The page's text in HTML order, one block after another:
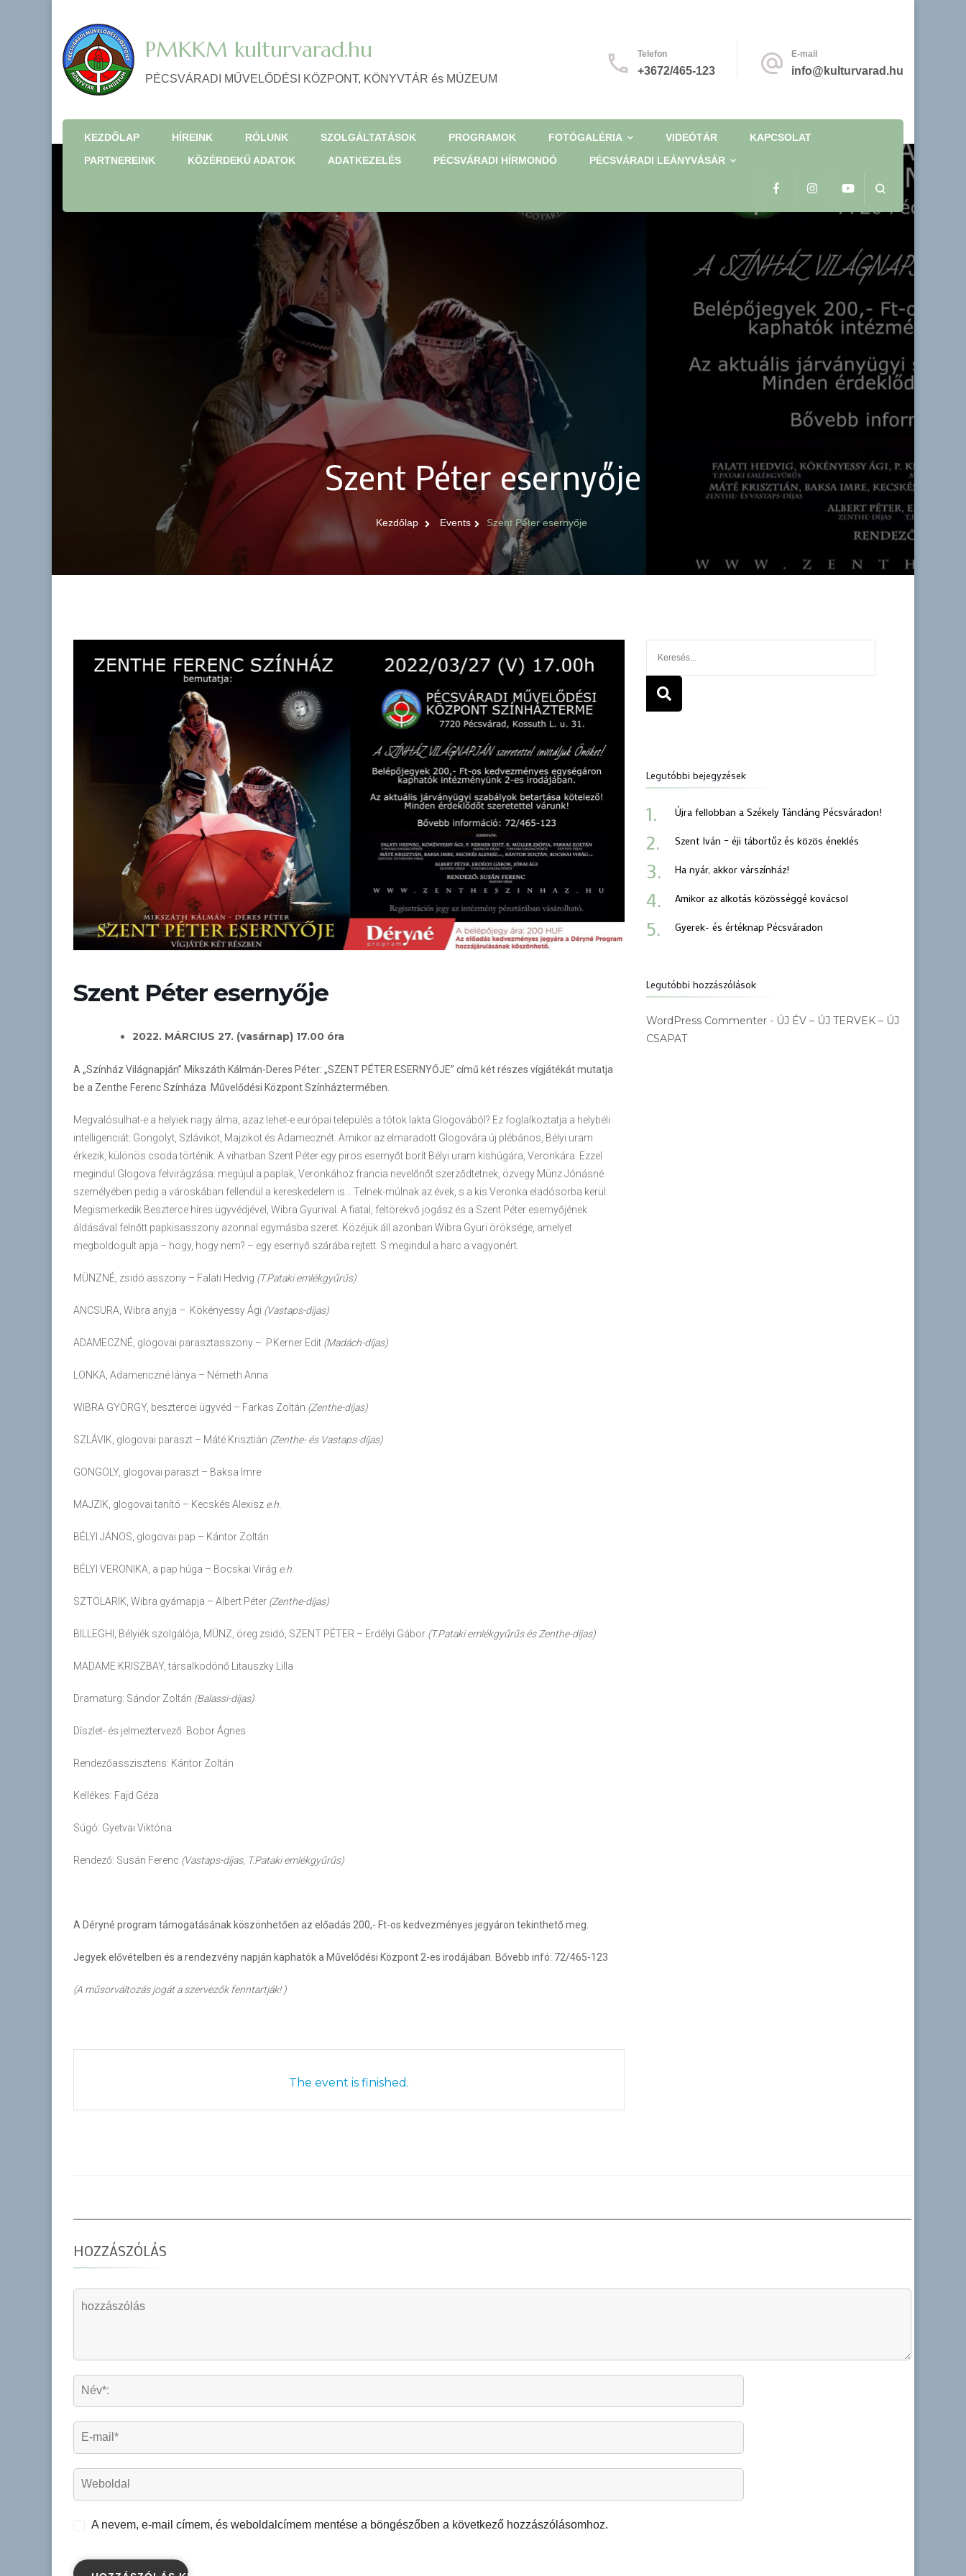
PMKKM kulturvarad.hu
PÉCSVÁRADI MŰVELŐDÉSI KÖZPONT, KÖNYVTÁR és MÚZEUM
Telefon
+3672/465-123
E-mail
info@kulturvarad.hu
KEZDŐLAP HÍREINK RÓLUNK SZOLGÁLTATÁSOK PROGRAMOK FOTÓGALÉRIA VIDEÓTÁR
KAPCSOLAT
PARTNEREINK
KÖZÉRDEKŰ ADATOK ADATKEZELÉS PÉCSVÁRADI HÍRMONDÓ PÉCSVÁRADI LEÁNYVÁSÁR
Szent Péter esernyője
Kezdőlap Events Szent Péter esernyője
Szent Péter esernyője
2022. MÁRCIUS 27. (vasárnap) 17.00 óra
A „Színház Világnapján” Mikszáth Kálmán-Deres Péter: „SZENT PÉTER ESERNYŐJE” című két részes vígjátékát mutatja
be a Zenthe Ferenc Színháza Művelődési Központ Színháztermében.
Megvalósulhat-e a helyiek nagy álma, azaz lehet-e európai település a tótok lakta Glogovából? Ez foglalkoztatja a helybéli
intelligenciát: Gongolyt, Szlávikot, Majzikot és Adamecznét. Amikor az elmaradott Glogovára új plébános, Bélyi uram
érkezik, különös csoda történik. A viharban Szent Péter egy piros esernyőt borít Bélyi uram kishúgára, Veronkára. Ezzel
megindul Glogova felvirágzása: megújul a paplak, Veronkához francia nevelőnőt szerződtetnek, özvegy Münz Jónásné
személyében pedig a városkában fellendül a kereskedelem is… Telnek-múlnak az évek, s a kis Veronka eladósorba kerül.
Megismerkedik Beszterce híres ügyvédjével, Wibra Gyurival. A fiatal, feltörekvő jogász és a Szent Péter esernyőjének
áldásával felnőtt papkisasszony azonnal egymásba szeret. Közéjük áll azonban Wibra Gyuri öröksége, amelyet
megboldogult apja – hogy, hogy nem? – egy esernyő szárába rejtett. S megindul a harc a vagyonért.
MÜNZNÉ, zsidó asszony – Falati Hedvig (T.Pataki emlékgyűrűs)
ANCSURA, Wibra anyja – Kökényessy Ági (Vastaps-díjas)
ADAMECZNÉ, glogovai parasztasszony – P.Kerner Edit (Madách-díjas)
LONKA, Adamenczné lánya – Németh Anna
WIBRA GYÖRGY, besztercei ügyvéd – Farkas Zoltán (Zenthe-díjas)
SZLÁVIK, glogovai paraszt – Máté Krisztián (Zenthe- és Vastaps-díjas)
GONGOLY, glogovai paraszt – Baksa Imre
MAJZIK, glogovai tanító – Kecskés Alexisz e.h.
BÉLYI JÁNOS, glogovai pap – Kántor Zoltán
BÉLYI VERONIKA, a pap húga – Bocskai Virág e.h.
SZTOLARIK, Wibra gyámapja – Albert Péter (Zenthe-díjas)
BILLEGHI, Bélyiék szolgálója, MÜNZ, öreg zsidó, SZENT PÉTER – Erdélyi Gábor (T.Pataki emlékgyűrűs és Zenthe-díjas)
MADAME KRISZBAY, társalkodónő Litauszky Lilla
Dramaturg: Sándor Zoltán (Balassi-díjas)
Díszlet- és jelmeztervező: Bobor Ágnes
Rendezőasszisztens: Kántor Zoltán
Kellékes: Fajd Géza
Súgó: Gyetvai Viktória
Rendező: Susán Ferenc (Vastaps-díjas, T.Pataki emlékgyűrűs)
A Déryné program támogatásának köszönhetően az előadás 200,- Ft-os kedvezményes jegyáron tekinthető meg.
Jegyek elővételben és a rendezvény napján kaphatók a Művelődési Központ 2-es irodájában. Bővebb infó: 72/465-123
(A műsorváltozás jogát a szervezők fenntartják! )
The event is finished.
Legutóbbi bejegyzések
Újra fellobban a Székely Táncláng Pécsváradon!
Szent Iván – éji tábortűz és közös éneklés
Ha nyár, akkor várszínház!
Amikor az alkotás közösséggé kovácsol
Gyerek- és értéknap Pécsváradon
Legutóbbi hozzászólások
WordPress Commenter - ÚJ ÉV – ÚJ TERVEK – ÚJ
CSAPAT
HOZZÁSZÓLÁS
A nevem, e-mail címem, és weboldalcímem mentése a böngészőben a következő hozzászólásomhoz.